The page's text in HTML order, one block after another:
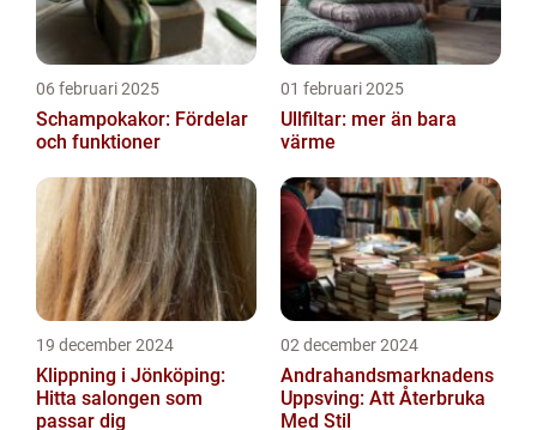
06 februari 2025
Schampokakor: Fördelar
och funktioner
01 februari 2025
Ullfiltar: mer än bara
värme
19 december 2024
Klippning i Jönköping:
Hitta salongen som
passar dig
02 december 2024
Andrahandsmarknadens
Uppsving: Att Återbruka
Med Stil